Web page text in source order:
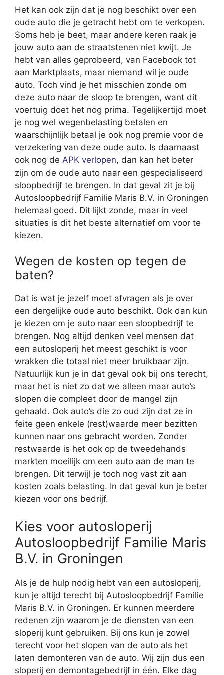
Het kan ook zijn dat je nog beschikt over een
oude auto die je getracht hebt om te verkopen.
Soms heb je beet, maar andere keren raak je
jouw auto aan de straatstenen niet kwijt. Je
hebt van alles geprobeerd, van Facebook tot
aan Marktplaats, maar niemand wil je oude
auto. Toch vind je het misschien zonde om
deze auto naar de sloop te brengen, want dit
voertuig doet het nog prima. Tegelijkertijd moet
je nog wel wegenbelasting betalen en
waarschijnlijk betaal je ook nog premie voor de
verzekering van deze oude auto. Is daarnaast
ook nog de APK verlopen, dan kan het beter
zijn om de oude auto naar een gespecialiseerd
sloopbedrijf te brengen. In dat geval zit je bij
Autosloopbedrijf Familie Maris B.V. in Groningen
helemaal goed. Dit lijkt zonde, maar in veel
situaties is dit het beste alternatief om voor te
kiezen.
Wegen de kosten op tegen de
baten?
Dat is wat je jezelf moet afvragen als je over
een dergelijke oude auto beschikt. Ook dan kun
je kiezen om je auto naar een sloopbedrijf te
brengen. Nog altijd denken veel mensen dat
een autosloperij het meest geschikt is voor
wrakken die totaal niet meer bruikbaar zijn.
Natuurlijk kun je in dat geval ook bij ons terecht,
maar het is niet zo dat we alleen maar auto’s
slopen die compleet door de mangel zijn
gehaald. Ook auto’s die zo oud zijn dat ze in
feite geen enkele (rest)waarde meer bezitten
kunnen naar ons gebracht worden. Zonder
restwaarde is het ook op de tweedehands
markten moeilijk om een auto aan de man te
brengen. Dit terwijl je toch nog vast zit aan
kosten zoals belasting. In dat geval kun je beter
kiezen voor ons bedrijf.
Kies voor autosloperij
Autosloopbedrijf Familie Maris
B.V. in Groningen
Als je de hulp nodig hebt van een autosloperij,
kun je altijd terecht bij Autosloopbedrijf Familie
Maris B.V. in Groningen. Er kunnen meerdere
redenen zijn waarom je de diensten van een
sloperij kunt gebruiken. Bij ons kun je zowel
terecht voor het slopen van de auto als het
laten demonteren van de auto. Wij zijn dus een
sloperij en demontagebedrijf in één. Elke dag